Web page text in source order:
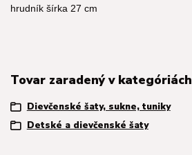
hrudník šírka 27 cm
Tovar zaradený v kategóriách
Dievčenské šaty, sukne, tuniky
Detské a dievčenské šaty